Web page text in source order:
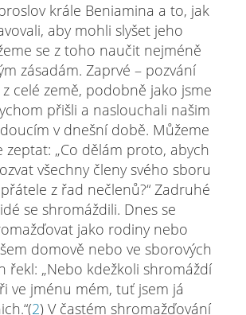
krále Beniamina a to, jak
aby mohli slyšet jeho
se z toho naučit nejméně
zásadám. Zaprvé – pozvání
celé země, podobně jako jsme
přišli a naslouchali našim
v dnešní době. Můžeme
zeptat: „Co dělám proto, abych
všechny členy svého sboru
z řad nečlenů?“ Zadruhé
se shromáždili. Dnes se
jako rodiny nebo
domově nebo ve sborových
řekl: „Nebo kdežkoli shromáždí
ve jménu mém, tuť jsem já
2) V častém shromažďování